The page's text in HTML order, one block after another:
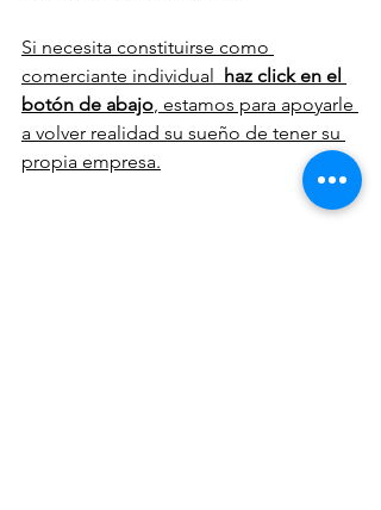
Si necesita constituirse como
comerciante individual haz click en el
botón de abajo , estamos para apoyarle
a volver realidad su sueño de tener su
propia empresa.